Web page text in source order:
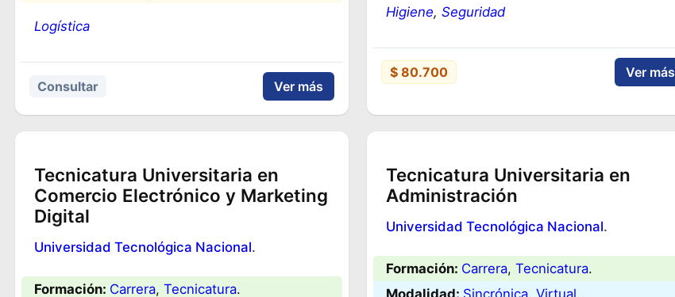
Logística
Consultar Ver más
Higiene, Seguridad
$ 80.700 Ver más
Tecnicatura Universitaria en
Comercio Electrónico y Marketing
Digital
Universidad Tecnológica Nacional.
Formación: Carrera, Tecnicatura.
Tecnicatura Universitaria en
Administración
Universidad Tecnológica Nacional.
Formación: Carrera, Tecnicatura.